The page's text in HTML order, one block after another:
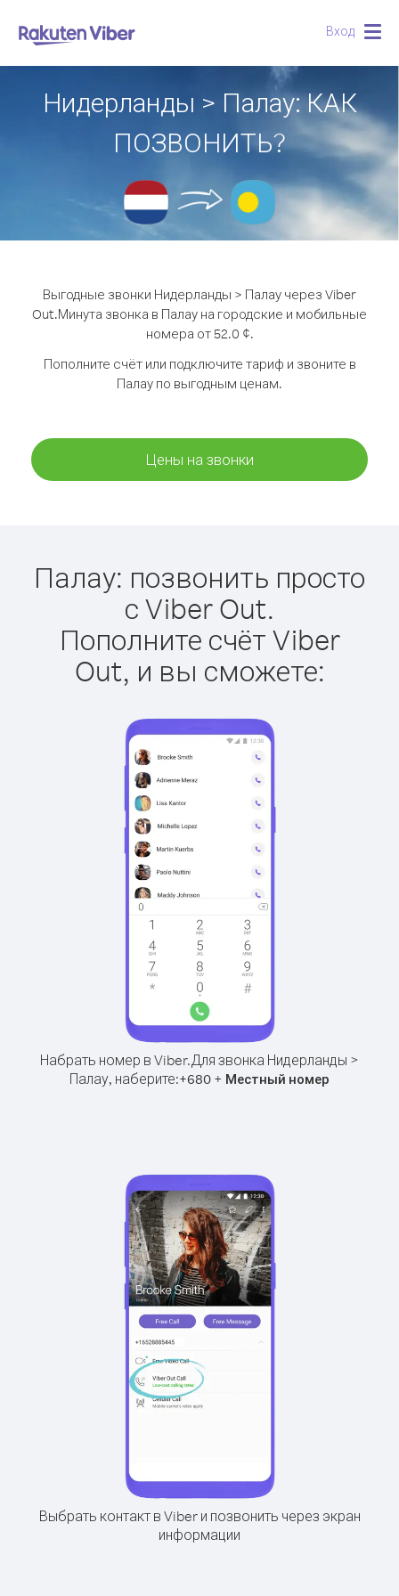
Вход
Нидерланды > Палау: КАК
ПОЗВОНИТЬ?
Выгодные звонки Нидерланды > Палау через Viber
Out.Минута звонка в Палау на городские и мобильные
номера от 52.0 ¢.
Пополните счёт или подключите тариф и звоните в
Палау по выгодным ценам.
Цены на звонки
Палау: позвонить просто
с Viber Out.
Пополните счёт Viber
Out, и вы сможете:
Набрать номер в Viber.Для звонка Нидерланды >
Палау, наберите:+680 + Местный номер
Выбрать контакт в Viber и позвонить через экран
информации